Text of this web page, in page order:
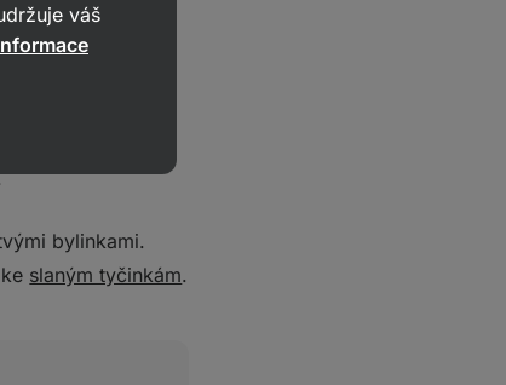
Můžete
dosažení
bylinkami.
slaným tyčinkám.
váš